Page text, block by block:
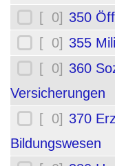
[ 0] 350
[ 0] 355
[ 0] 360
Versicherungen
[ 0] 370
Bildungswesen